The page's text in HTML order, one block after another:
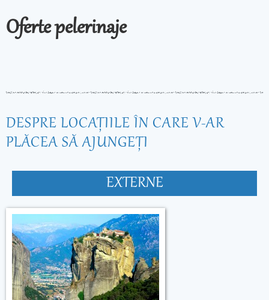
Oferte pelerinaje
DESPRE LOCAŢIILE ÎN CARE V-AR
PLĂCEA SĂ AJUNGEŢI
EXTERNE